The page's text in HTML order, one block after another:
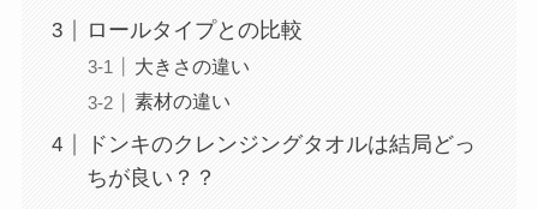
ロールタイプとの比較
大きさの違い
素材の違い
ドンキのクレンジングタオルは結局どっ
ちが良い？？